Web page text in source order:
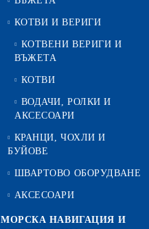
КОТВИ И ВЕРИГИ
КОТВЕНИ ВЕРИГИ И
ВЪЖЕТА
КОТВИ
ВОДАЧИ, РОЛКИ И
АКСЕСОАРИ
КРАНЦИ, ЧОХЛИ И
БУЙОВЕ
ШВАРТОВО ОБОРУДВАНЕ
АКСЕСОАРИ
МОРСКА НАВИГАЦИЯ И